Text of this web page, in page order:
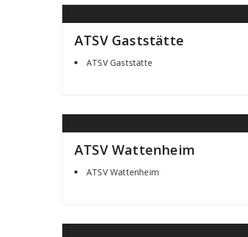
ATSV Gaststätte
ATSV Gaststätte
ATSV Wattenheim
ATSV Wattenheim